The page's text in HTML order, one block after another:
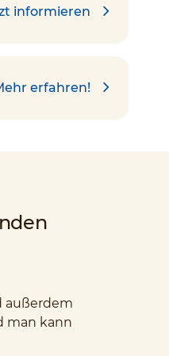
informieren
erfahren!
außerdem
man kann